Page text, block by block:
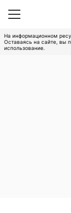
На информационном
Оставаясь на сайте, вы
использование.